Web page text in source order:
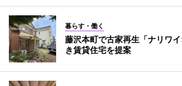
暮らす・働く
藤沢本町で古家再生「ナリワ
き賃貸住宅を提案